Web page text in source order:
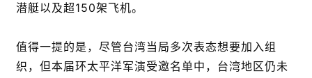
潜艇以及超150架飞机。
值得一提的是，尽管台湾当局多次表态想要加入组
织，但本届环太平洋军演受邀名单中，台湾地区仍未